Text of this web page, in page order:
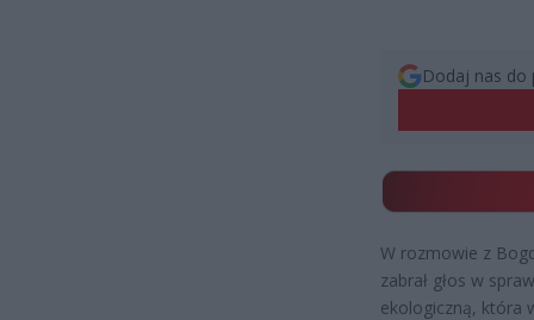
Dodaj nas do
W rozmowie z
zabrał głos w
ekologiczną, która